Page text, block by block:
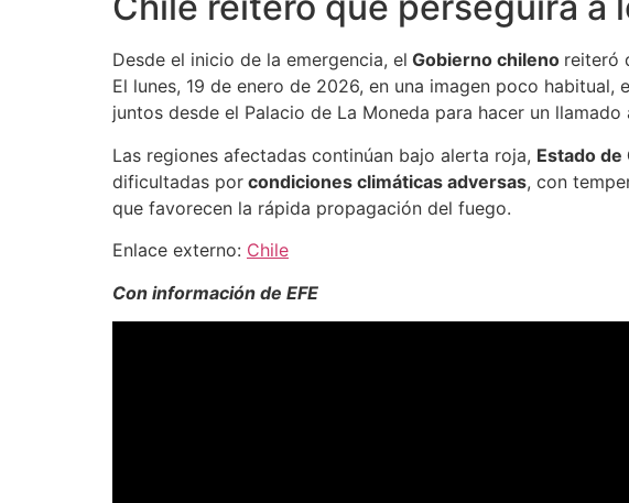
Desde el inicio de la emergencia, el Gobierno chileno reiteró
El lunes, 19 de enero de 2026, en una imagen poco habitual,
juntos desde el Palacio de La Moneda para hacer un
Las regiones afectadas continúan bajo alerta roja, Estado
dificultadas por condiciones climáticas adversas, con
que favorecen la rápida propagación del fuego.
Enlace externo: Chile
Con información de EFE